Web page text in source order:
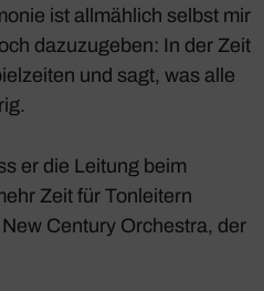
ist allmäh­lich selbst mir
dazu­zu­geben: In der Zeit
und sagt, was alle
er die Leitung beim
Zeit für Tonlei­tern
Century Orchestra, der